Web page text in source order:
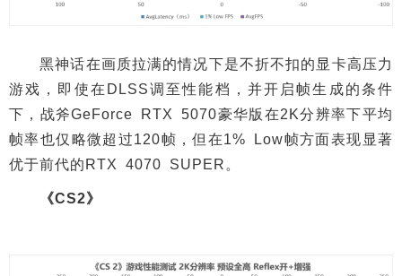
黑神话在画质拉满的情况下是不折不扣的显卡高压力
游戏，即使在DLSS调至性能档，并开启帧生成的条件
下，战斧GeForce RTX 5070豪华版在2K分辨率下平均
帧率也仅略微超过120帧，但在1% Low帧方面表现显著
优于前代的RTX 4070 SUPER。
《CS2》